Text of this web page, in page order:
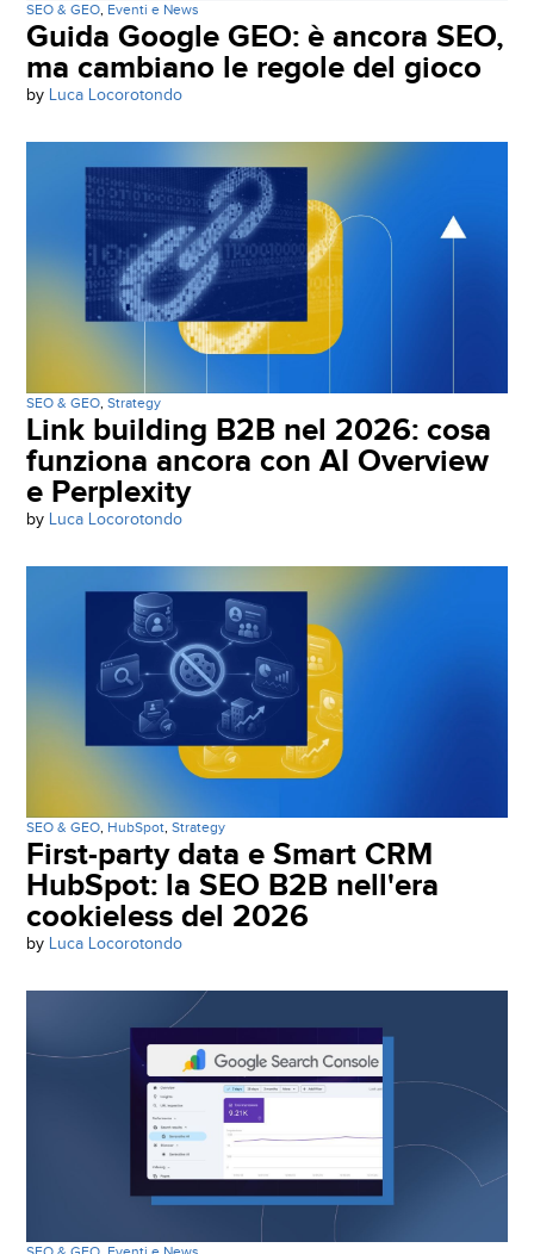
SEO & GEO, Eventi e News
Guida Google GEO: è ancora SEO,
ma cambiano le regole del gioco
by Luca Locorotondo
SEO & GEO,Strategy
Link building B2B nel 2026: cosa
funziona ancora con AI Overview
e Perplexity
by Luca Locorotondo
SEO & GEO, HubSpot,Strategy
First-party data e Smart CRM
HubSpot: la SEO B2B nell'era
cookieless del 2026
by Luca Locorotondo